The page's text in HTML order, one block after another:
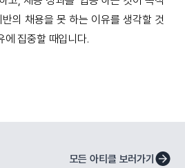
의 채용을 못 하는 이유를 생각할 것
에 집중할 때입니다.
모든 아티클 보러가기